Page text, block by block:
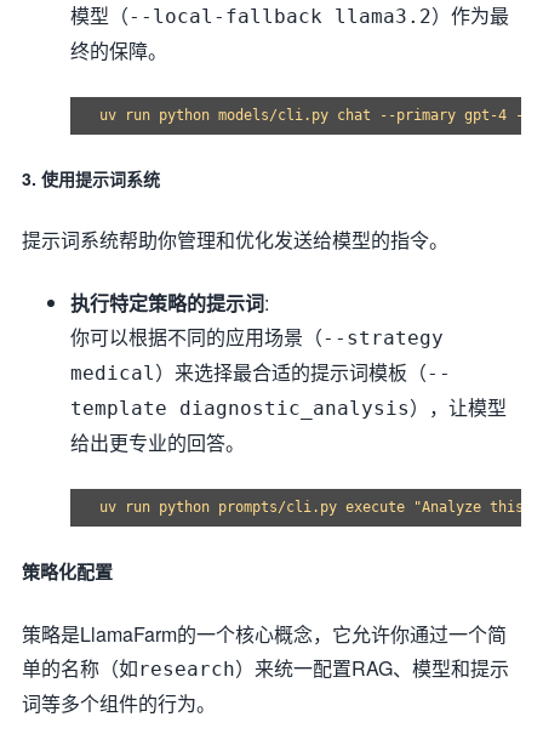
模型（--local-fallback llama3.2）作为最
终的保障。
3. 使用提示词系统
提示词系统帮助你管理和优化发送给模型的指令。
执行特定策略的提示词:
你可以根据不同的应用场景（--strategy
medical）来选择最合适的提示词模板（--
template diagnostic_analysis），让模型
给出更专业的回答。
策略化配置
策略是LlamaFarm的一个核心概念，它允许你通过一个简
单的名称（如research）来统一配置RAG、模型和提示
词等多个组件的行为。